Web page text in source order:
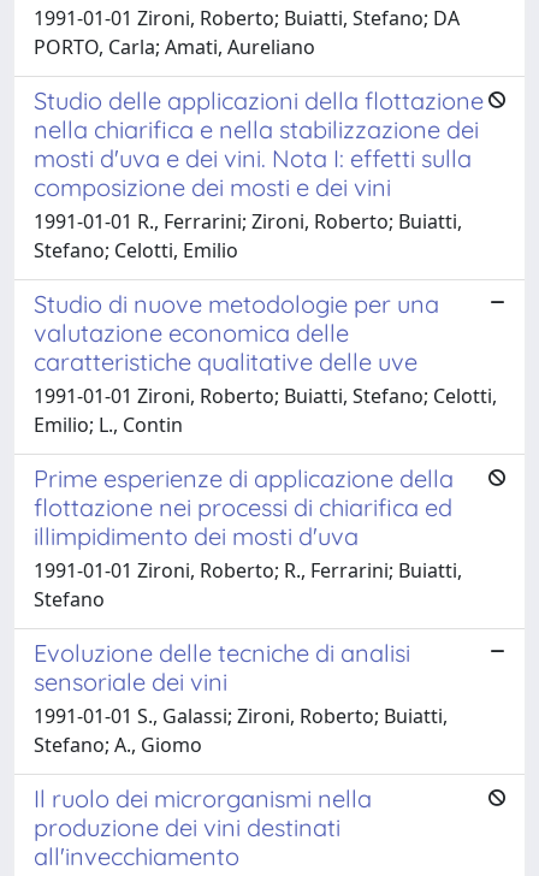
1991-01-01 Zironi, Roberto; Buiatti, Stefano; DA
PORTO, Carla; Amati, Aureliano
Studio delle applicazioni della flottazione
nella chiarifica e nella stabilizzazione dei
mosti d'uva e dei vini. Nota I: effetti sulla
composizione dei mosti e dei vini
1991-01-01 R., Ferrarini; Zironi, Roberto; Buiatti,
Stefano; Celotti, Emilio
Studio di nuove metodologie per una
valutazione economica delle
caratteristiche qualitative delle uve
1991-01-01 Zironi, Roberto; Buiatti, Stefano; Celotti,
Emilio; L., Contin
Prime esperienze di applicazione della
flottazione nei processi di chiarifica ed
illimpidimento dei mosti d'uva
1991-01-01 Zironi, Roberto; R., Ferrarini; Buiatti,
Stefano
Evoluzione delle tecniche di analisi
sensoriale dei vini
1991-01-01 S., Galassi; Zironi, Roberto; Buiatti,
Stefano; A., Giomo
Il ruolo dei microrganismi nella
produzione dei vini destinati
all'invecchiamento